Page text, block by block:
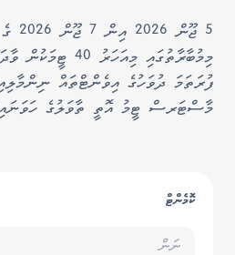
5
މިމުބާރާތުގައި
މާސްޓަރސް ޓީމު އޮތީ ތާވަލުގެ
ކޮމެންޓް